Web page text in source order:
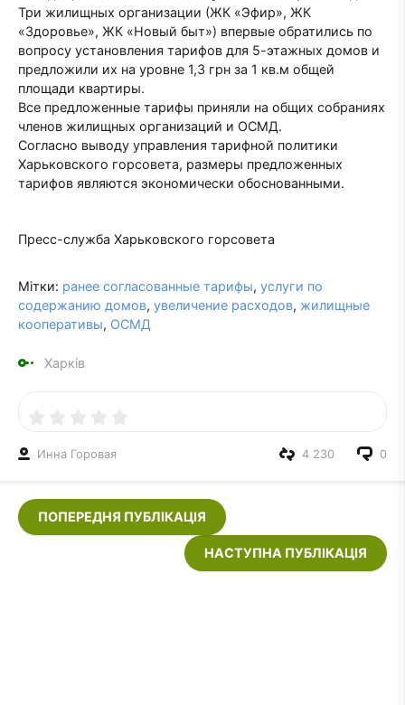
Три жилищных организации (ЖК «Эфир», ЖК
«Здоровье», ЖК «Новый быт») впервые обратились по
вопросу установления тарифов для 5-этажных домов и
предложили их на уровне 1,3 грн за 1 кв.м общей
площади квартиры.
Все предложенные тарифы приняли на общих собраниях
членов жилищных организаций и ОСМД.
Согласно выводу управления тарифной политики
Харьковского горсовета, размеры предложенных
тарифов являются экономически обоснованными.
Пресс-служба Харьковского горсовета
Мітки: ранее согласованные тарифы, услуги по
содержанию домов, увеличение расходов, жилищные
кооперативы, ОСМД
Харків
Инна Горовая 0
4 230
ПОПЕРЕДНЯ ПУБЛІКАЦІЯ
НАСТУПНА ПУБЛІКАЦІЯ